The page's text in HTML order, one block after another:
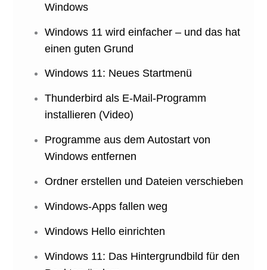
Windows
Windows 11 wird einfacher – und das hat
einen guten Grund
Windows 11: Neues Startmenü
Thunderbird als E-Mail-Programm
installieren (Video)
Programme aus dem Autostart von
Windows entfernen
Ordner erstellen und Dateien verschieben
Windows-Apps fallen weg
Windows Hello einrichten
Windows 11: Das Hintergrundbild für den